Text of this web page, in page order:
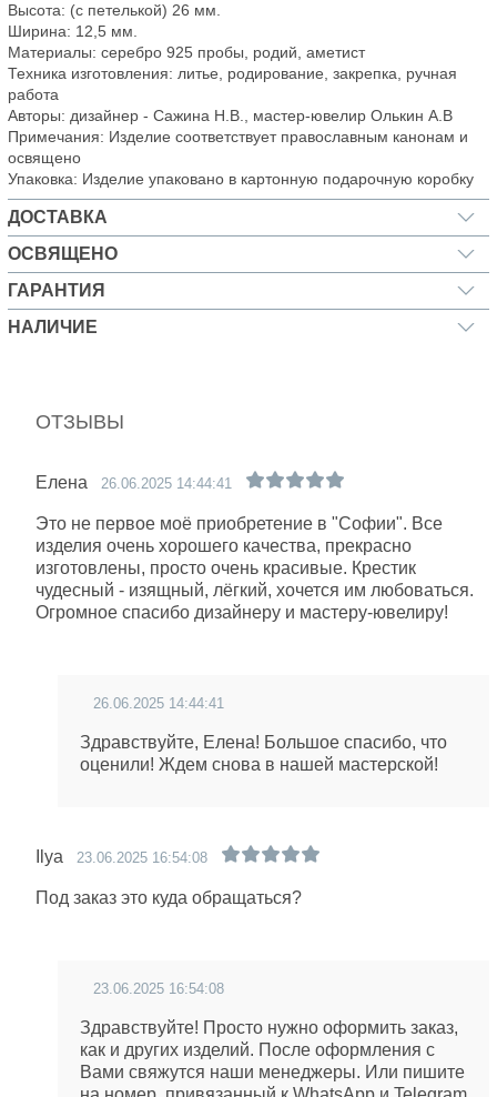
Высота: (с петелькой) 26 мм.
Ширина: 12,5 мм.
Материалы: серебро 925 пробы, родий, аметист
Техника изготовления: литье, родирование, закрепка, ручная
работа
Авторы: дизайнер - Сажина Н.В., мастер-ювелир Олькин А.В
Примечания: Изделие соответствует православным канонам и
освящено
Упаковка: Изделие упаковано в картонную подарочную коробку
ДОСТАВКА
ОСВЯЩЕНО
ГАРАНТИЯ
НАЛИЧИЕ
ОТЗЫВЫ
Елена 26.06.2025 14:44:41
Это не первое моё приобретение в "Софии". Все
изделия очень хорошего качества, прекрасно
изготовлены, просто очень красивые. Крестик
чудесный - изящный, лёгкий, хочется им любоваться.
Огромное спасибо дизайнеру и мастеру-ювелиру!
26.06.2025 14:44:41
Здравствуйте, Елена! Большое спасибо, что
оценили! Ждем снова в нашей мастерской!
Ilya 23.06.2025 16:54:08
Под заказ это куда обращаться?
23.06.2025 16:54:08
Здравствуйте! Просто нужно оформить заказ,
как и других изделий. После оформления с
Вами свяжутся наши менеджеры. Или пишите